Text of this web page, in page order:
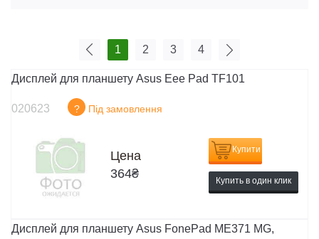
1 2 3 4
Дисплей для планшету Asus Eee Pad TF101
020623 ? Під замовлення
Цена
364₴
Купити
Купить в один клик
Дисплей для планшету Asus FonePad ME371 MG,